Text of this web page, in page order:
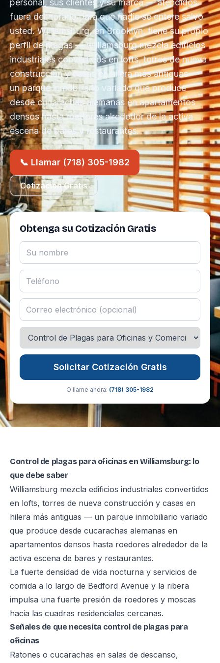
personal, sus clientes y su marca — atendidos
fuera del horario para que nadie se entere salvo
usted. Williamsburg, en Brooklyn, tiene su propio
perfil de plagas — williamsburg mezcla edificios
industriales convertidos en lofts, torres de nueva
construcción y casas en hilera más antiguas —
un parque inmobiliario variado que produce
desde cucarachas alemanas en apartamentos
densos hasta roedores alrededor de la activa
escena de bares y restaurantes.
📞 Llamar (718) 305-1982
Cotización Gratis
Obtenga su Cotización Gratis
Solicitar Cotización Gratis
O llame ahora: (718) 305-1982
Control de plagas para oficinas en Williamsburg: lo
que debe saber
Williamsburg mezcla edificios industriales convertidos
en lofts, torres de nueva construcción y casas en
hilera más antiguas — un parque inmobiliario variado
que produce desde cucarachas alemanas en
apartamentos densos hasta roedores alrededor de la
activa escena de bares y restaurantes.
La fuerte densidad de vida nocturna y servicios de
comida a lo largo de Bedford Avenue y la ribera
impulsa una fuerte presión de roedores y moscas
hacia las cuadras residenciales cercanas.
Señales de que necesita control de plagas para
oficinas
Ratones o cucarachas en salas de descanso,